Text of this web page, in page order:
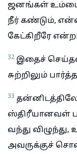
ஜனங்கள் உம்மை
நீர் கண்டும்,
கேட்கிறீரே
32 இதைச்
சுற்றிலும்
33
ஸ்திரீயானவள்
வந்து
அவருக்குச்